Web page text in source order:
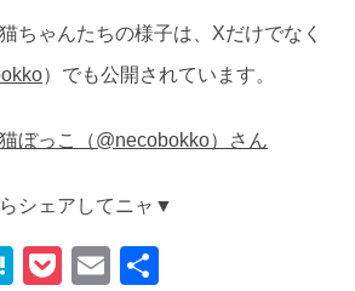
ちゃんたちの様子は、Xだけでなく
）でも公開されています。
ぼっこ（@necobokko）さん
シェアしてニャ▼
H
P
E